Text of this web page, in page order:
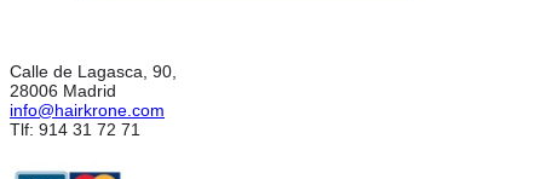
Calle de Lagasca, 90,
28006 Madrid
info@hairkrone.com
Tlf: 914 31 72 71